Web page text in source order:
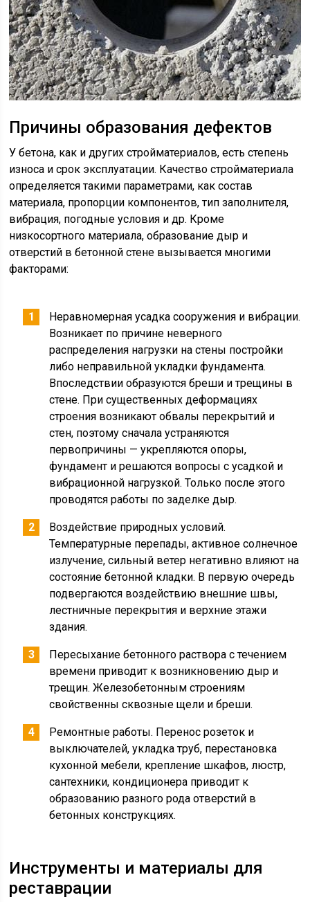
Причины образования дефектов
У бетона, как и других стройматериалов, есть степень
износа и срок эксплуатации. Качество стройматериала
определяется такими параметрами, как состав
материала, пропорции компонентов, тип заполнителя,
вибрация, погодные условия и др. Кроме
низкосортного материала, образование дыр и
отверстий в бетонной стене вызывается многими
факторами:
Неравномерная усадка сооружения и вибрации.
Возникает по причине неверного
распределения нагрузки на стены постройки
либо неправильной укладки фундамента.
Впоследствии образуются бреши и трещины в
стене. При существенных деформациях
строения возникают обвалы перекрытий и
стен, поэтому сначала устраняются
первопричины — укрепляются опоры,
фундамент и решаются вопросы с усадкой и
вибрационной нагрузкой. Только после этого
проводятся работы по заделке дыр.
Воздействие природных условий.
Температурные перепады, активное солнечное
излучение, сильный ветер негативно влияют на
состояние бетонной кладки. В первую очередь
подвергаются воздействию внешние швы,
лестничные перекрытия и верхние этажи
здания.
Пересыхание бетонного раствора с течением
времени приводит к возникновению дыр и
трещин. Железобетонным строениям
свойственны сквозные щели и бреши.
Ремонтные работы. Перенос розеток и
выключателей, укладка труб, перестановка
кухонной мебели, крепление шкафов, люстр,
сантехники, кондиционера приводит к
образованию разного рода отверстий в
бетонных конструкциях.
Инструменты и материалы для
реставрации